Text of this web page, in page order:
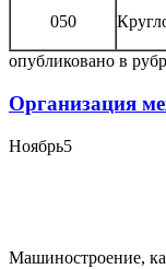
050
опубликовано в
Организация
Ноябрь5
Машиностроение,